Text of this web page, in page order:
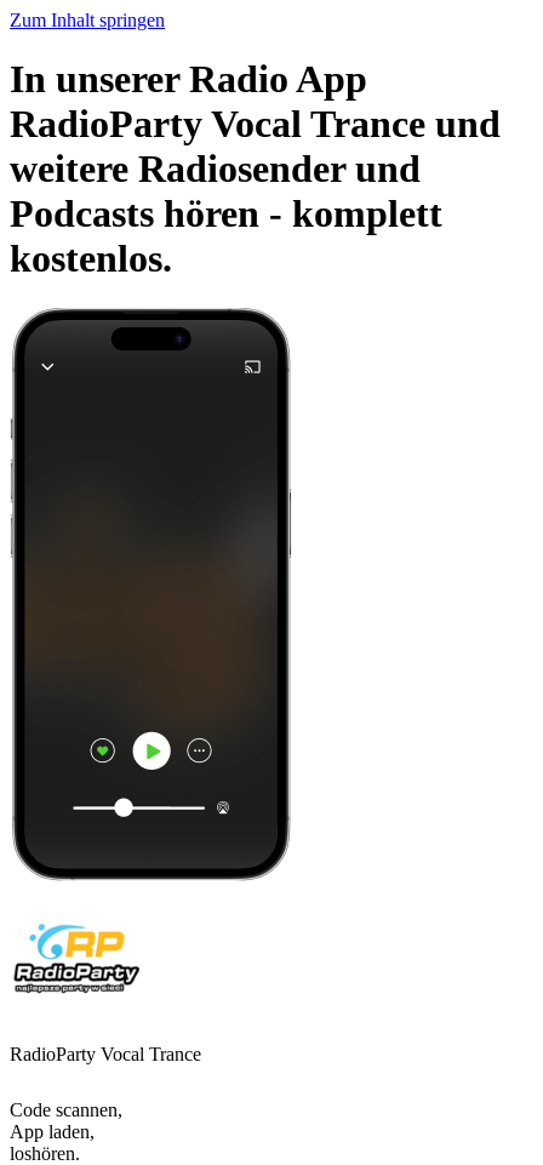
Zum Inhalt springen
In unserer Radio App
RadioParty Vocal Trance und
weitere Radiosender und
Podcasts hören - komplett
kostenlos.
RadioParty Vocal Trance
Code scannen,
App laden,
loshören.